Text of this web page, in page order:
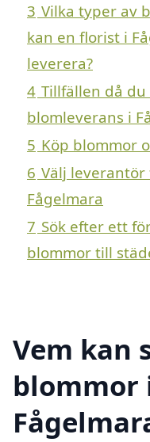
3 Vilka typer av
kan en florist i
leverera?
4 Tillfällen då
blomleverans i
5 Köp blommor
6 Välj
Fågelmara
7 Sök efter ett
blommor till
Vem kan
blommor